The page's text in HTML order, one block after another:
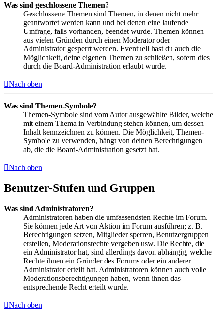
Was sind geschlossene Themen?
Geschlossene Themen sind Themen, in denen nicht mehr
geantwortet werden kann und bei denen eine laufende
Umfrage, falls vorhanden, beendet wurde. Themen können
aus vielen Gründen durch einen Moderator oder
Administrator gesperrt werden. Eventuell hast du auch die
Möglichkeit, deine eigenen Themen zu schließen, sofern dies
durch die Board-Administration erlaubt wurde.
Nach oben
Was sind Themen-Symbole?
Themen-Symbole sind vom Autor ausgewählte Bilder, welche
mit einem Thema in Verbindung stehen können, um dessen
Inhalt kennzeichnen zu können. Die Möglichkeit, Themen-
Symbole zu verwenden, hängt von deinen Berechtigungen
ab, die die Board-Administration gesetzt hat.
Nach oben
Benutzer-Stufen und Gruppen
Was sind Administratoren?
Administratoren haben die umfassendsten Rechte im Forum.
Sie können jede Art von Aktion im Forum ausführen; z. B.
Berechtigungen setzen, Mitglieder sperren, Benutzergruppen
erstellen, Moderationsrechte vergeben usw. Die Rechte, die
ein Administrator hat, sind allerdings davon abhängig, welche
Rechte ihnen ein Gründer des Forums oder ein anderer
Administrator erteilt hat. Administratoren können auch volle
Moderationsberechtigungen haben, wenn ihnen das
entsprechende Recht erteilt wurde.
Nach oben